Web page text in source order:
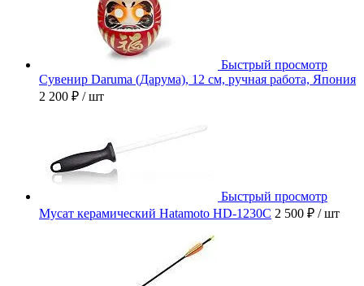
Быстрый просмотр
Сувенир Daruma (Дарума), 12 см, ручная работа, Япония
2 200 ₽ / шт
Быстрый просмотр
Мусат керамический Hatamoto HD-1230C 2 500 ₽ / шт